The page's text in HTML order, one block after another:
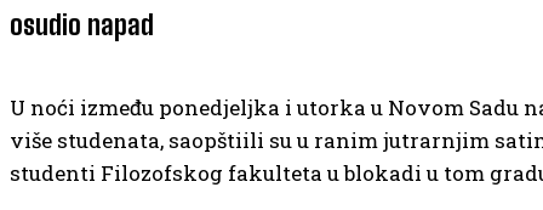
osudio napad
U noći između ponedjeljka i utorka u Novom Sadu
više studenata, saopštiili su u ranim jutrarnjim
studenti Filozofskog fakulteta u blokadi u tom